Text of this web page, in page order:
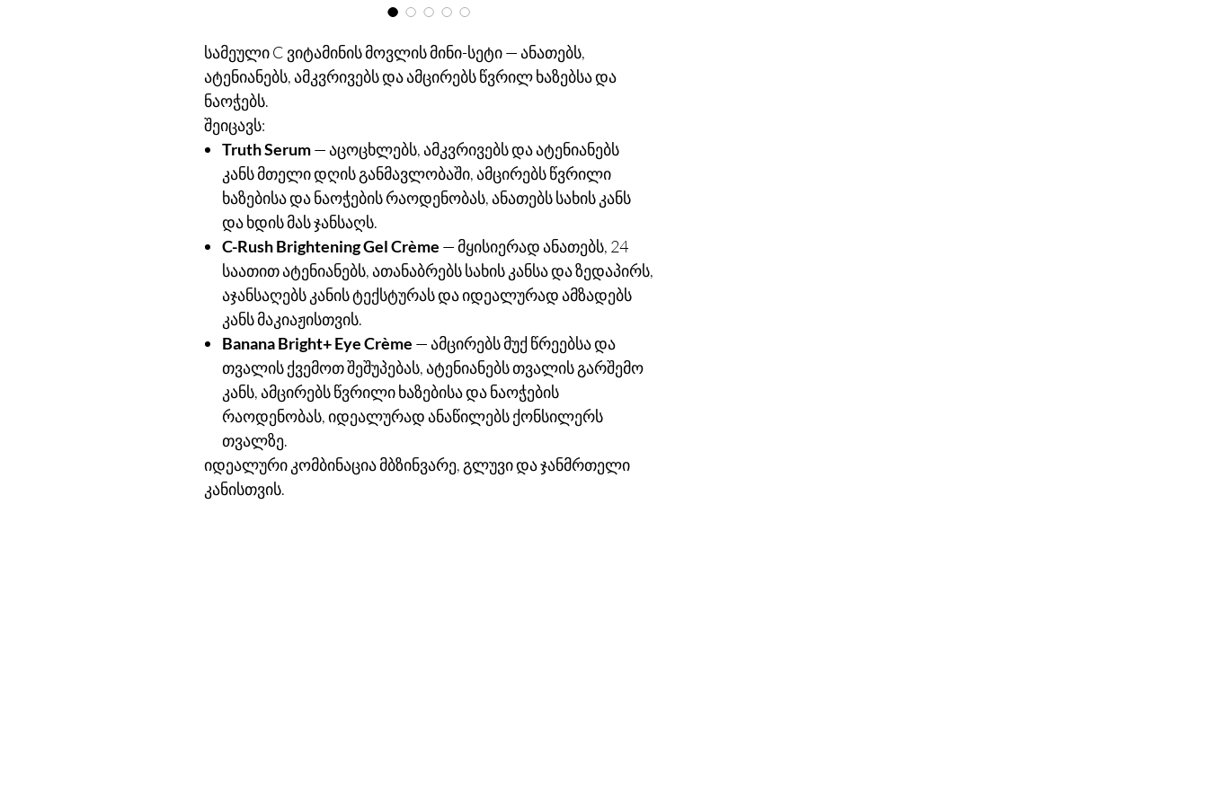
სამეული C ვიტამინის მოვლის მინი-სეტი — ანათებს,
ატენიანებს, ამკვრივებს და ამცირებს წვრილ ხაზებსა და
ნაოჭებს.
შეიცავს:
Truth Serum— აცოცხლებს, ამკვრივებს და ატენიანებს
კანს მთელი დღის განმავლობაში, ამცირებს წვრილი
ხაზებისა და ნაოჭების რაოდენობას, ანათებს სახის კანს
და ხდის მას ჯანსაღს.
C-Rush Brightening Gel Crème — მყისიერად ანათებს, 24
საათით ატენიანებს, ათანაბრებს სახის კანსა და ზედაპირს,
აჯანსაღებს კანის ტექსტურას და იდეალურად ამზადებს
კანს მაკიაჟისთვის.
Banana Bright+ Eye Crème — ამცირებს მუქ წრეებსა და
თვალის ქვემოთ შეშუპებას, ატენიანებს თვალის გარშემო
კანს, ამცირებს წვრილი ხაზებისა და ნაოჭების
რაოდენობას, იდეალურად ანაწილებს ქონსილერს
თვალზე.
იდეალური კომბინაცია მბზინვარე, გლუვი და ჯანმრთელი
კანისთვის.